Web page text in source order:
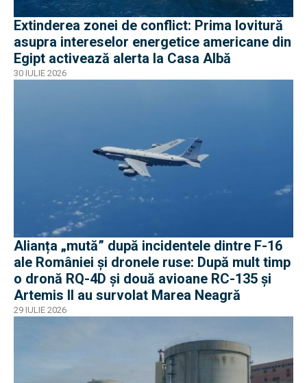
Extinderea zonei de conflict: Prima lovitură
asupra intereselor energetice americane din
Egipt activează alerta la Casa Albă
30 IULIE 2026
Alianța „mută” după incidentele dintre F-16
ale României și dronele ruse: După mult timp
o dronă RQ-4D și două avioane RC-135 și
Artemis II au survolat Marea Neagră
29 IULIE 2026